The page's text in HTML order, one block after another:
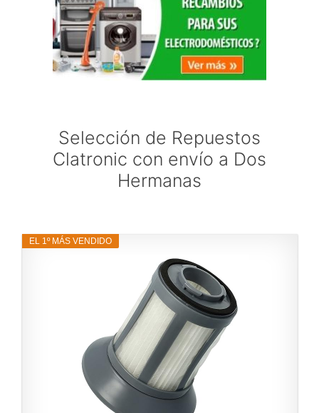
Selección de Repuestos
Clatronic con envío a Dos
Hermanas
EL 1º MÁS VENDIDO